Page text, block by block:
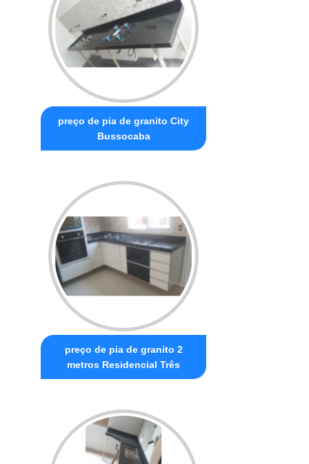
preço de pia de granito City
Bussocaba
preço de pia de granito 2
metros Residencial Três